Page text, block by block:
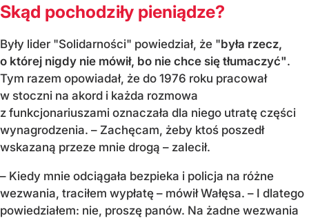
Skąd pochodziły pieniądze?
Były lider "Solidarności" powiedział, że "była rzecz,
o której nigdy nie mówił, bo nie chce się tłumaczyć".
Tym razem opowiadał, że do 1976 roku pracował
w stoczni na akord i każda rozmowa
z funkcjonariuszami oznaczała dla niego utratę części
wynagrodzenia. – Zachęcam, żeby ktoś poszedł
wskazaną przeze mnie drogą – zalecił.
– Kiedy mnie odciągała bezpieka i policja na różne
wezwania, traciłem wypłatę – mówił Wałęsa. – I dlatego
powiedziałem: nie, proszę panów. Na żadne wezwania